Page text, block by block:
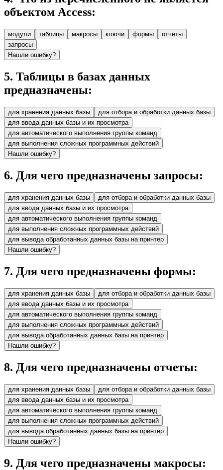
объектом Access:
модули таблицы макросы ключи формы
отчеты
запросы
Нашли ошибку?
5. Таблицы в базах данных
предназначены:
для хранения данных базы
для отбора и обработки данных базы
для ввода данных базы и их просмотра
для автоматического выполнения группы команд
для выполнения сложных программных действий
Нашли ошибку?
6. Для чего предназначены запросы:
для хранения данных базы
для отбора и обработки данных базы
для ввода данных базы и их просмотра
для автоматического выполнения группы команд
для выполнения сложных программных действий
для вывода обработанных данных базы на принтер
Нашли ошибку?
7. Для чего предназначены формы:
для хранения данных базы
для отбора и обработки данных базы
для ввода данных базы и их просмотра
для автоматического выполнения группы команд
для выполнения сложных программных действий
для вывода обработанных данных базы на принтер
Нашли ошибку?
8. Для чего предназначены отчеты:
для хранения данных базы
для отбора и обработки данных базы
для ввода данных базы и их просмотра
для автоматического выполнения группы команд
для выполнения сложных программных действий
для вывода обработанных данных базы на принтер
Нашли ошибку?
9. Для чего предназначены макросы: